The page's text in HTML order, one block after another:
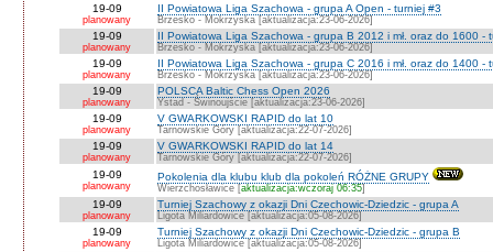
19-09
planowany
II Powiatowa Liga Szachowa - grupa A Open - turniej #3
Brzesko - Mokrzyska [aktualizacja:23-06-2026]
19-09
planowany
II Powiatowa Liga Szachowa - grupa B 2012 i mł. oraz do 1600 -
Brzesko - Mokrzyska [aktualizacja:23-06-2026]
19-09
planowany
II Powiatowa Liga Szachowa - grupa C 2016 i mł. oraz do 1400 -
Brzesko - Mokrzyska [aktualizacja:23-06-2026]
19-09
planowany
POLSCA Baltic Chess Open 2026
Ystad - Świnoujście [aktualizacja:23-06-2026]
19-09
planowany
V GWARKOWSKI RAPID do lat 10
Tarnowskie Góry [aktualizacja:22-07-2026]
19-09
planowany
V GWARKOWSKI RAPID do lat 14
Tarnowskie Góry [aktualizacja:22-07-2026]
19-09
planowany
Pokolenia dla klubu klub dla pokoleń RÓŻNE GRUPY
Wierzchosławice [aktualizacja:wczoraj 06:35]
19-09
planowany
Turniej Szachowy z okazji Dni Czechowic-Dziedzic - grupa A
Ligota Miliardowice [aktualizacja:05-08-2026]
19-09
planowany
Turniej Szachowy z okazji Dni Czechowic-Dziedzic - grupa B
Ligota Miliardowice [aktualizacja:05-08-2026]